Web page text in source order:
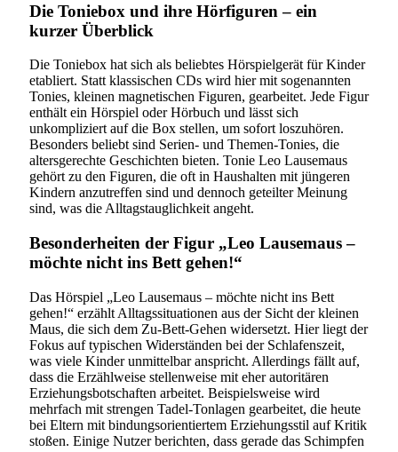
Die Toniebox und ihre Hörfiguren – ein
kurzer Überblick
Die Toniebox hat sich als beliebtes Hörspielgerät für Kinder
etabliert. Statt klassischen CDs wird hier mit sogenannten
Tonies, kleinen magnetischen Figuren, gearbeitet. Jede Figur
enthält ein Hörspiel oder Hörbuch und lässt sich
unkompliziert auf die Box stellen, um sofort loszuhören.
Besonders beliebt sind Serien- und Themen-Tonies, die
altersgerechte Geschichten bieten. Tonie Leo Lausemaus
gehört zu den Figuren, die oft in Haushalten mit jüngeren
Kindern anzutreffen sind und dennoch geteilter Meinung
sind, was die Alltagstauglichkeit angeht.
Besonderheiten der Figur „Leo Lausemaus –
möchte nicht ins Bett gehen!“
Das Hörspiel „Leo Lausemaus – möchte nicht ins Bett
gehen!“ erzählt Alltagssituationen aus der Sicht der kleinen
Maus, die sich dem Zu-Bett-Gehen widersetzt. Hier liegt der
Fokus auf typischen Widerständen bei der Schlafenszeit,
was viele Kinder unmittelbar anspricht. Allerdings fällt auf,
dass die Erzählweise stellenweise mit eher autoritären
Erziehungsbotschaften arbeitet. Beispielsweise wird
mehrfach mit strengen Tadel-Tonlagen gearbeitet, die heute
bei Eltern mit bindungsorientiertem Erziehungsstil auf Kritik
stoßen. Einige Nutzer berichten, dass gerade das Schimpfen